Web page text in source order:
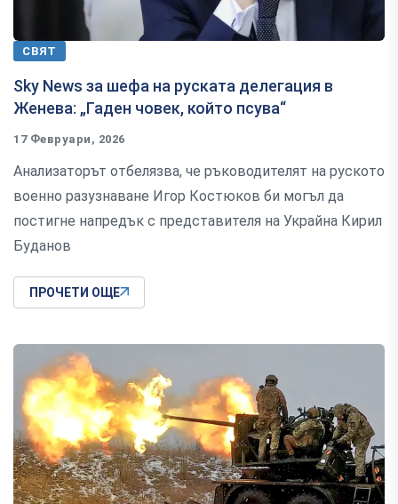
СВЯТ
Sky News за шефа на руската делегация в
Женева: „Гаден човек, който псува“
17 Февруари, 2026
Анализаторът отбелязва, че ръководителят на руското
военно разузнаване Игор Костюков би могъл да
постигне напредък с представителя на Украйна Кирил
Буданов
ПРОЧЕТИ ОЩЕ